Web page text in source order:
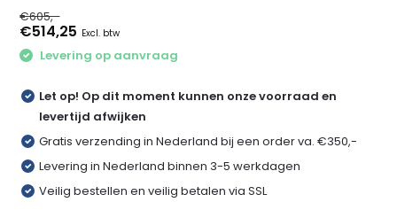
€605,-
€514,25 Excl. btw
Levering op aanvraag
Let op! Op dit moment kunnen onze voorraad en
levertijd afwijken
Gratis verzending in Nederland bij een order va. €350,-
Levering in Nederland binnen 3-5 werkdagen
Veilig bestellen en veilig betalen via SSL